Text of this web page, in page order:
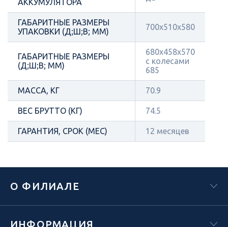
АККУМУЛЯТОРА
ГАБАРИТНЫЕ РАЗМЕРЫ
УПАКОВКИ (Д;Ш;В; ММ)
700х510х580
ГАБАРИТНЫЕ РАЗМЕРЫ
(Д;Ш;В; ММ)
680х458х570
с колесами
685
МАССА, КГ 70.9
ВЕС БРУТТО (КГ) 74.5
ГАРАНТИЯ, СРОК (МЕС) 12 месяцев
О ФИЛИАЛЕ
ИНФОРМАЦИЯ